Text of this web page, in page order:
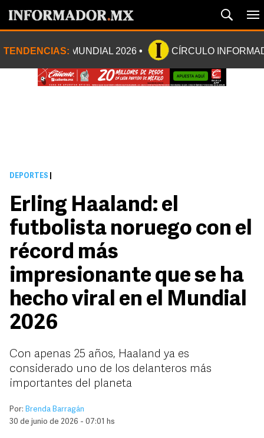
TENDENCIAS: MUNDIAL 2026 CÍRCULO
DEPORTES
Erling Haaland: el
futbolista noruego con el
récord más
impresionante que se ha
hecho viral en el Mundial
2026
Con apenas 25 años, Haaland ya es
considerado uno de los delanteros más
importantes del planeta
Por: Brenda Barragán
30 de junio de 2026 - 07:01 hs